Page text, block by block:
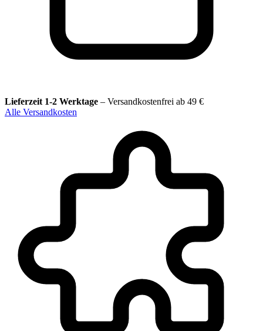
Lieferzeit 1-2 Werktage – Versandkostenfrei ab 49 €
Alle Versandkosten